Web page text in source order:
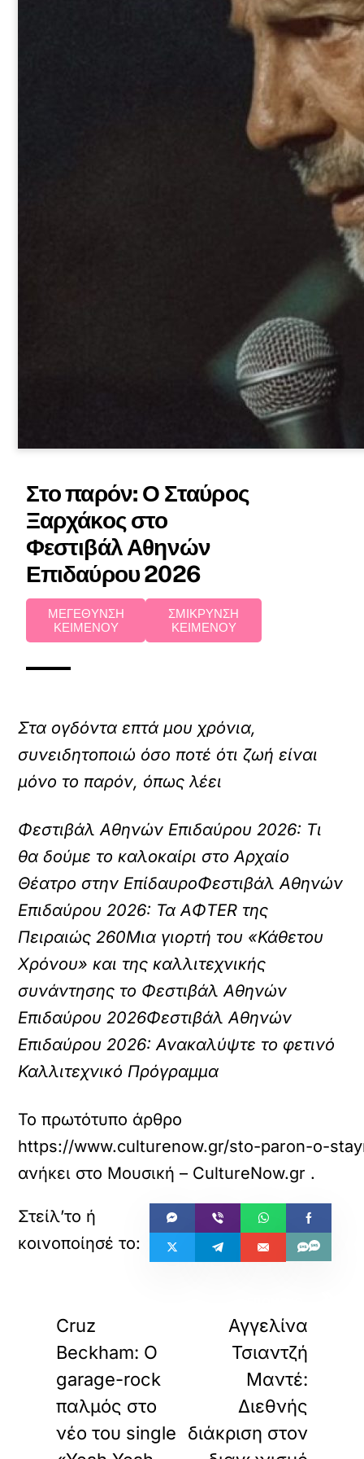
Στο παρόν: Ο Σταύρος
Ξαρχάκος στο
Φεστιβάλ Αθηνών
Επιδαύρου 2026
ΜΕΓΕΘΥΝΣΗ
ΚΕΙΜΕΝΟΥ
ΣΜΙΚΡΥΝΣΗ
ΚΕΙΜΕΝΟΥ
Στα ογδόντα επτά μου χρόνια,
συνειδητοποιώ όσο ποτέ ότι ζωή είναι
μόνο το παρόν, όπως λέει
Φεστιβάλ Αθηνών Επιδαύρου 2026: Τι
θα δούμε το καλοκαίρι στο Αρχαίο
Θέατρο στην ΕπίδαυροΦεστιβάλ Αθηνών
Επιδαύρου 2026: Τα AΦTER της
Πειραιώς 260Μια γιορτή του «Κάθετου
Χρόνου» και της καλλιτεχνικής
συνάντησης το Φεστιβάλ Αθηνών
Επιδαύρου 2026Φεστιβάλ Αθηνών
Επιδαύρου 2026: Ανακαλύψτε το φετινό
Καλλιτεχνικό Πρόγραμμα
Το πρωτότυπο άρθρο
https://www.culturenow.gr/sto-paron-o-
ανήκει στο Μουσική – CultureNow.gr .
Cruz
Beckham: Ο
garage-rock
παλμός στο
νέο του single
Αγγελίνα
Τσιαντζή
Μαντέ:
Διεθνής
διάκριση στον